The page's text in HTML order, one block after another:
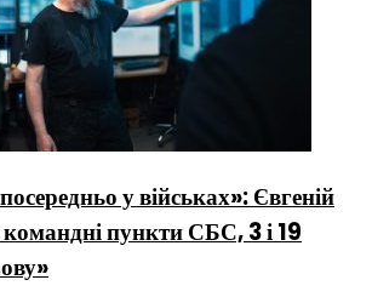
у військах»: Євгеній
пункти СБС, 3 і 19